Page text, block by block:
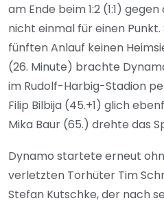
am Ende beim 1:2 (1:1)
nicht einmal für einen
fünften Anlauf keinen
(26. Minute) brachte
im Rudolf-Harbig-Stadion
Filip Bilbija (45.+1) glich
Mika Baur (65.) drehte das
Dynamo startete erneut
verletzten Torhüter Tim
Stefan Kutschke, der nach